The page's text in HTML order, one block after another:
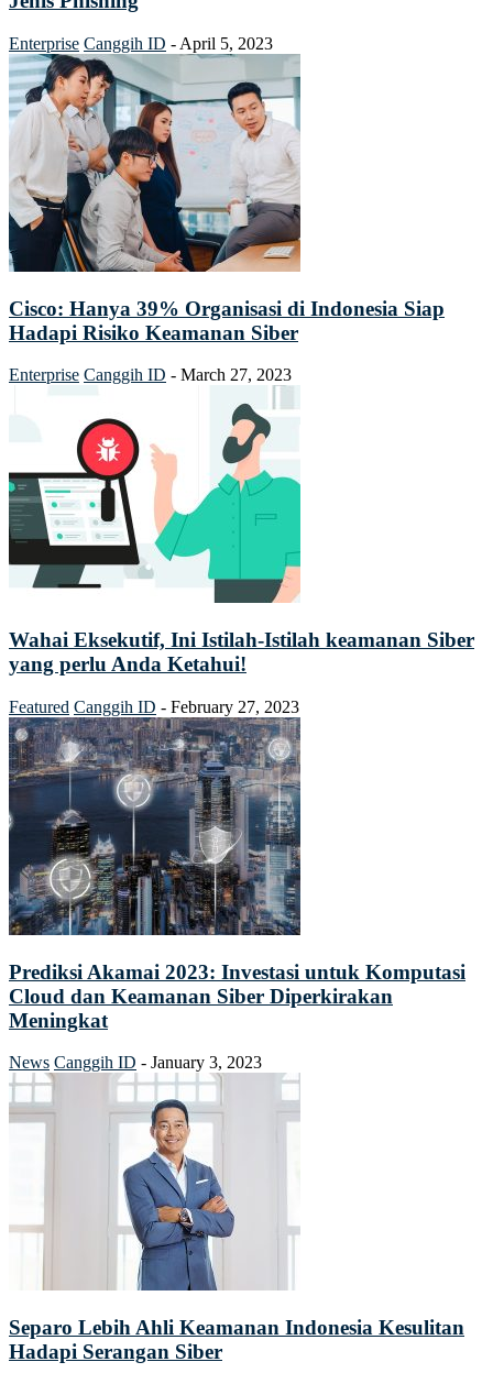
Enterprise Canggih ID - April 5, 2023
Cisco: Hanya 39% Organisasi di Indonesia Siap
Hadapi Risiko Keamanan Siber
Enterprise Canggih ID - March 27, 2023
Wahai Eksekutif, Ini Istilah-Istilah keamanan Siber
yang perlu Anda Ketahui!
Featured Canggih ID - February 27, 2023
Prediksi Akamai 2023: Investasi untuk Komputasi
Cloud dan Keamanan Siber Diperkirakan
Meningkat
News Canggih ID - January 3, 2023
Separo Lebih Ahli Keamanan Indonesia Kesulitan
Hadapi Serangan Siber